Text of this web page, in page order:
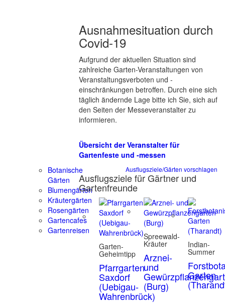
Ausnahmesituation durch
Covid-19
Aufgrund der aktuellen Situation sind
zahlreiche Garten-Veranstaltungen von
Veranstaltungsverboten und -
einschränkungen betroffen. Durch eine sich
täglich ändernde Lage bitte ich Sie, sich auf
den Seiten der Messeveranstalter zu
informieren.
Übersicht der Veranstalter für
Gartenfeste und -messen
Botanische
Gärten
Blumengärten
Kräutergärten
Rosengärten
Gartencafes
Gartenreisen
Ausflugsziele/Gärten vorschlagen
Ausflugsziele für Gärtner und
Gartenfreunde
Garten-
Geheimtipp
Pfarrgarten
Saxdorf
(Uebigau-
Wahrenbrück)
Spreewald-
Kräuter
Arznei-
und
(Burg)
Indian-
Summer
Garten